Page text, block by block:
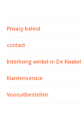
Privacy beleid
contact
Interliving winkel in De Kwakel
Klantenservice
Vooruitbestellen